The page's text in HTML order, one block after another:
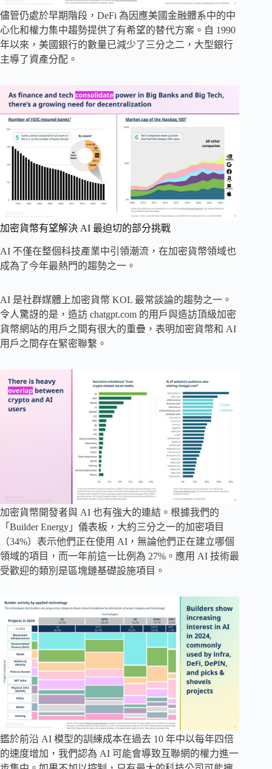
儘管仍處於早期階段，DeFi 為因應美國金融體系中的中
心化和權力集中趨勢提供了有希望的替代方案。自 1990
年以來，美國銀行的數量已減少了三分之二，大型銀行
主導了資產分配。
加密貨幣有望解決 AI 最迫切的部分挑戰
AI 不僅在整個科技產業中引領潮流，在加密貨幣領域也
成為了今年最熱門的趨勢之一。
AI 是社群媒體上加密貨幣 KOL 最常談論的趨勢之一。
令人驚訝的是，造訪 chatgpt.com 的用戶與造訪頂級加密
貨幣網站的用戶之間有很大的重疊，表明加密貨幣和 AI
用戶之間存在緊密聯繫。
加密貨幣開發者與 AI 也有強大的連結。根據我們的
「Builder Energy」儀表板，大約三分之一的加密項目
（34%）表示他們正在使用 AI，無論他們正在建立哪個
領域的項目，而一年前這一比例為 27%。應用 AI 技術最
受歡迎的類別是區塊鏈基礎設施項目。
鑑於前沿 AI 模型的訓練成本在過去 10 年中以每年四倍
的速度增加，我們認為 AI 可能會導致互聯網的權力進一